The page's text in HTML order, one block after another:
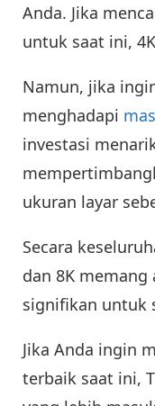
Anda. Jika
untuk saat ini,
Namun, jika
menghadapi
investasi
ukuran layar
Secara
dan 8K
signifikan untuk
Jika Anda ingin
terbaik saat ini,